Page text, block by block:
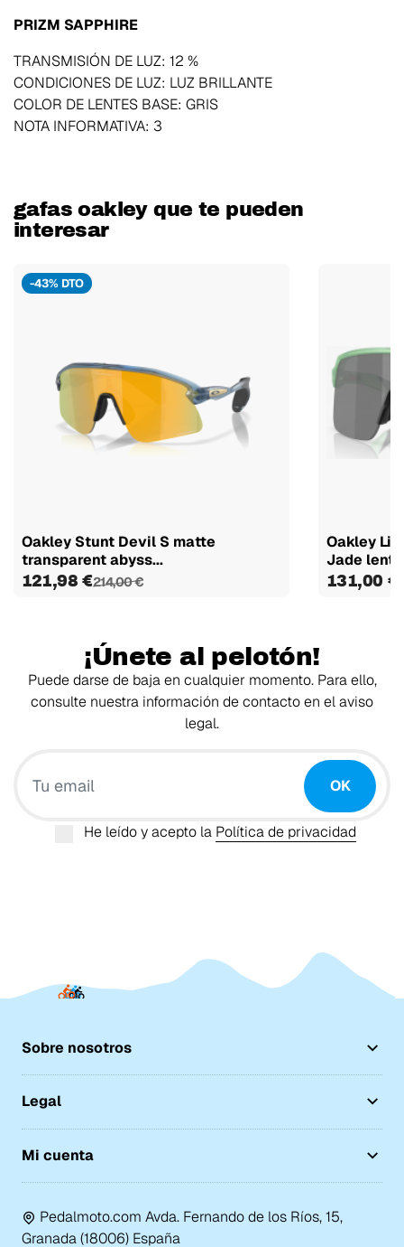
PRIZM SAPPHIRE
TRANSMISIÓN DE LUZ: 12 %
CONDICIONES DE LUZ: LUZ BRILLANTE
COLOR DE LENTES BASE: GRIS
NOTA INFORMATIVA: 3
gafas oakley que te pueden
interesar
-43% DTO
Oakley Stunt Devil S matte
transparent abyss...
121,98 €214,00 €
Oakley
Jade
131,00 €
¡Únete al pelotón!
Puede darse de baja en cualquier momento. Para ello,
consulte nuestra información de contacto en el aviso
legal.
OK
He leído y acepto la Política de privacidad
Sobre nosotros
Legal
Mi cuenta
Pedalmoto.com Avda. Fernando de los Ríos, 15,
Granada (18006) España